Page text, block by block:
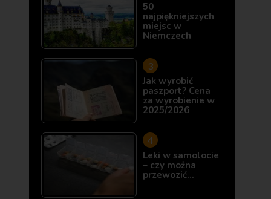
50
najpiękniejszych
miejsc w
Niemczech
Jak wyrobić
paszport? Cena
za wyrobienie w
2025/2026
Leki w samolocie
– czy można
przewozić…